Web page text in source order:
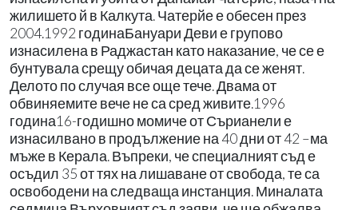
жилишето й в Калкута. Чатерйе е обесен през
2004.1992 годинаБануари Деви е групово
изнасилена в Раджастан като наказание, че се е
бунтувала срещу обичая децата да се женят.
Делото по случая все още тече. Двама от
обвиняемите вече не са сред живите.1996
година16-годишно момиче от Сърианели е
изнасилвано в продължение на 40 дни от 42 –ма
мъже в Керала. Въпреки, че специалният съд е
осъдил 35 от тях на лишаване от свобода, те са
освободени на следваща инстанция. Миналата